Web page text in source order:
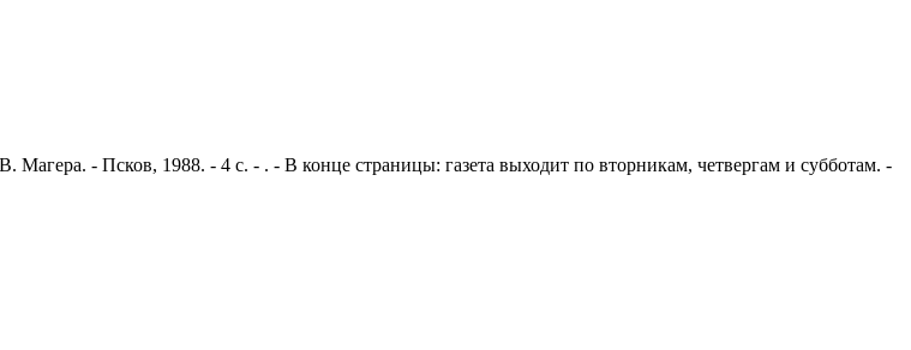
- Псков, 1988. - 4 с. - . - В конце страницы: газета выходит по вторникам, четвергам и субботам. -